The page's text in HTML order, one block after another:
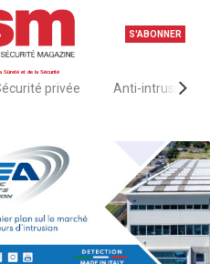
S'ABONNER
Sûreté et de la Sécurité
privée Anti-intrusion &